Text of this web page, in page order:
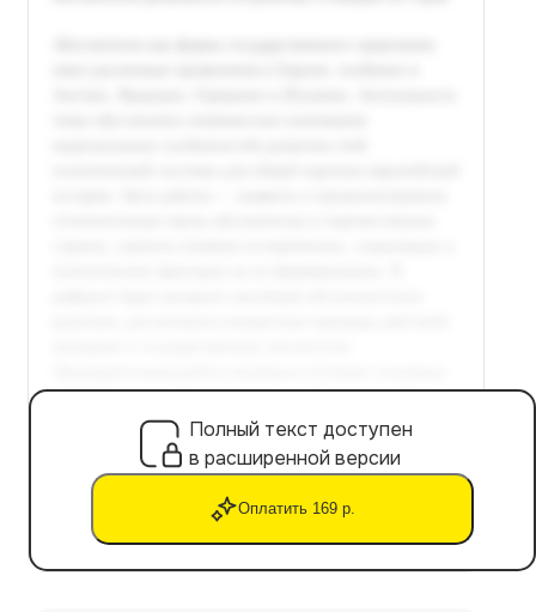
Полный текст доступен
в расширенной версии
Оплатить 169 р.